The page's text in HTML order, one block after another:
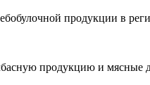
продукции в
продукцию и мясные